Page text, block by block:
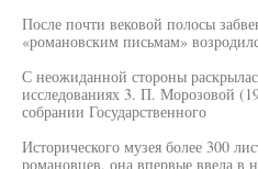
После почти вековой полосы
«романовским письмам»
С неожиданной стороны
исследованиях 3. П. Морозовой
собрании Государственного
Исторического музея более 300
романовцев, она впервые ввела в